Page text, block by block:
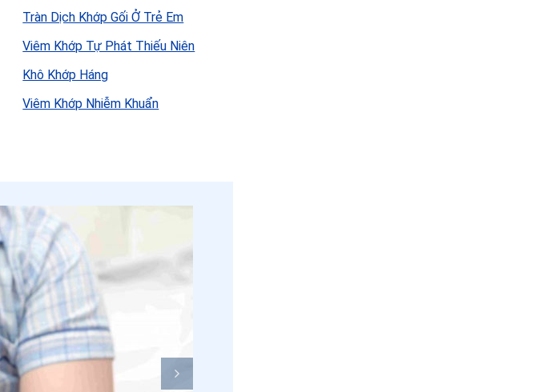
Tràn Dịch Khớp Gối Ở Trẻ Em
Viêm Khớp Tự Phát Thiếu Niên
Khô Khớp Háng
Viêm Khớp Nhiễm Khuẩn